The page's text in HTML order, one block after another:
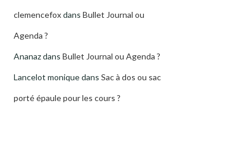
clemencefoxdans Bullet Journal ou
Agenda ?
Ananazdans Bullet Journal ou Agenda ?
Lancelot moniquedans Sac à dos ou sac
porté épaule pour les cours ?